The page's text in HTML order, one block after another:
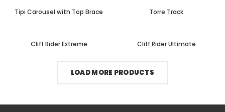
Tipi Carousel with Top Brace Torre Track
Cliff Rider Extreme Cliff Rider Ultimate
LOAD MORE PRODUCTS